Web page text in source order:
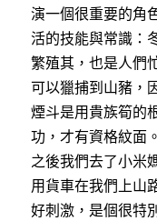
演一個很重要的角
活的技能與常識：
繁殖其，也是人們
可以獵捕到山豬，
煙斗是用貴族筍的
功，才有資格紋面。
之後我們去了小米
用貨車在我們上山
好刺激，是個很特